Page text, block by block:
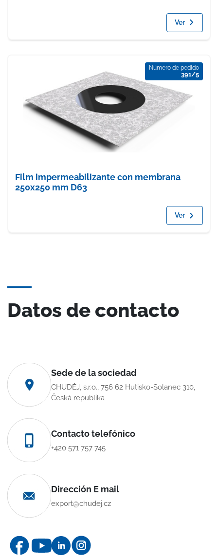
Ver
Número de pedido
391/5
Film impermeabilizante con membrana
250x250 mm D63
Ver
Datos de contacto
Sede de la sociedad
CHUDĚJ, s.r.o., 756 62 Hutisko-Solanec 310,
Česká republika
Contacto telefónico
+420 571 757 745
Dirección E mail
export@chudej.cz